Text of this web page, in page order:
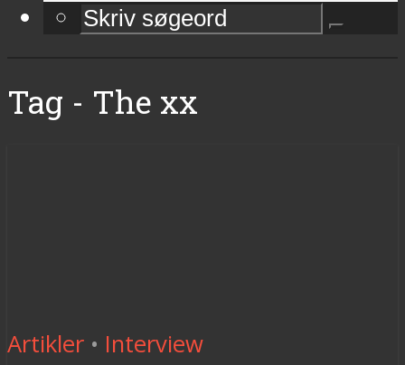
Tag - The xx
Artikler • Interview